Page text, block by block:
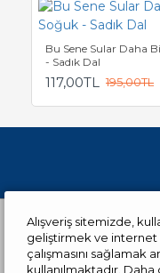
Bu Sene Sular Daha
- Sadık Dal
117,00TL 195,00TL
Bilgilendirme
Hakkımızda
Alışveriş sitemizde,
geliştirmek ve internet
çalışmasını sağlamak
kullanılmaktadır. Daha